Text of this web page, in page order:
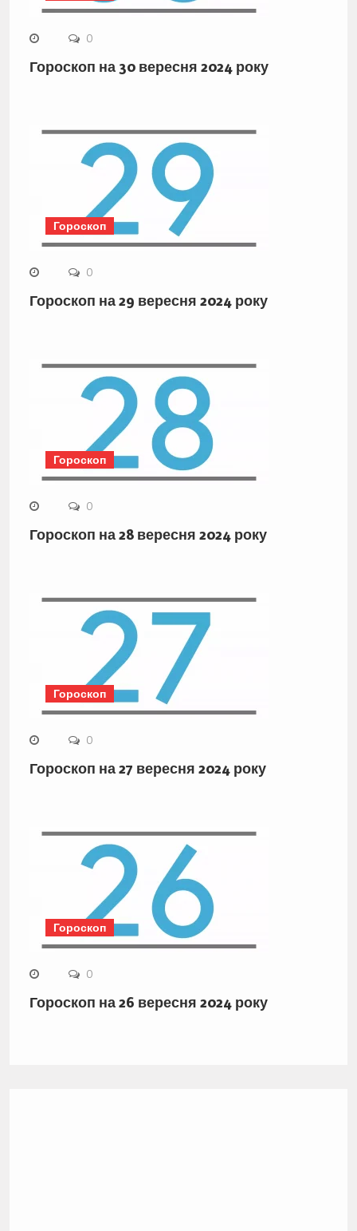
0
Гороскоп на 30 вересня 2024 року
Гороскоп
0
Гороскоп на 29 вересня 2024 року
Гороскоп
0
Гороскоп на 28 вересня 2024 року
Гороскоп
0
Гороскоп на 27 вересня 2024 року
Гороскоп
0
Гороскоп на 26 вересня 2024 року